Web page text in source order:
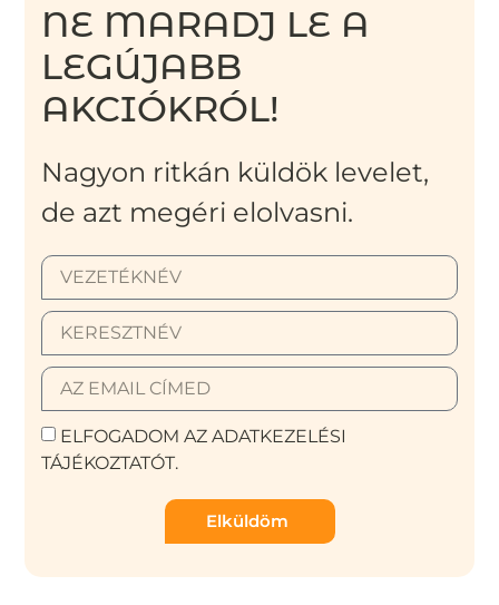
NE MARADJ LE A
LEGÚJABB
AKCIÓKRÓL!
Nagyon ritkán küldök levelet,
de azt megéri elolvasni.
ELFOGADOM AZ ADATKEZELÉSI
TÁJÉKOZTATÓT.
Elküldöm